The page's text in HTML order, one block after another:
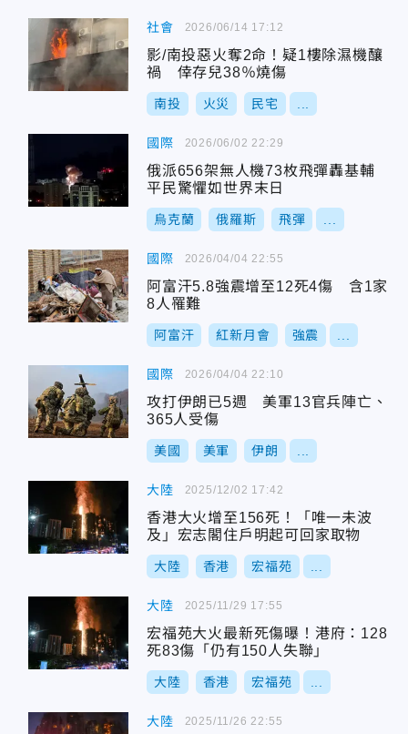
社會
影/南投惡火奪2命！疑1樓除濕機釀
禍 倖存兒38％燒傷
南投 火災 民宅
2026/06/14 17:12
國際
俄派656架無人機73枚飛彈轟基輔
平民驚懼如世界末日
烏克蘭 俄羅斯 飛彈
2026/06/02 22:29
國際
阿富汗5.8強震增至12死4傷 含1家
8人罹難
阿富汗 紅新月會 強震
2026/04/04 22:55
國際
攻打伊朗已5週 美軍13官兵陣亡、
365人受傷
美國 美軍 伊朗
2026/04/04 22:10
大陸
香港大火增至156死！「唯一未波
及」宏志閣住戶明起可回家取物
大陸 香港 宏福苑
2025/12/02 17:42
大陸
宏福苑大火最新死傷曝！港府：128
死83傷「仍有150人失聯」
大陸 香港 宏福苑
2025/11/29 17:55
大陸 2025/11/26 22:55